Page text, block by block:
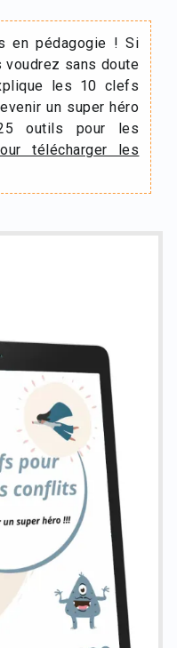
en pédagogie ! Si
voudrez sans doute
les 10 clefs
un super héro
outils pour les
télécharger les